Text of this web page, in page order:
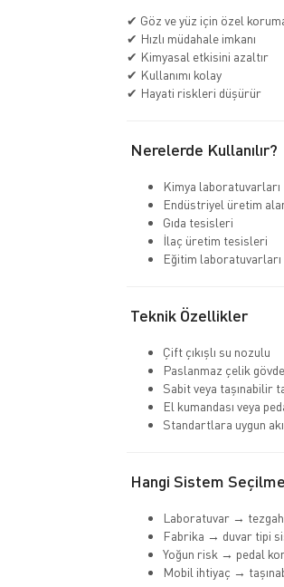
✔ Göz ve yüz için özel
✔ Hızlı müdahale imkanı
✔ Kimyasal etkisini azaltır
✔ Kullanımı kolay
✔ Hayati riskleri düşürür
Nerelerde Kullanılır?
Kimya laboratuvarları
Endüstriyel üretim
Gıda tesisleri
İlaç üretim tesisleri
Eğitim laboratuvarları
Teknik Özellikler
Çift çıkışlı su nozulu
Paslanmaz çelik gövde
Sabit veya taşınabilir
El kumandası veya
Standartlara uygun
Hangi Sistem
Laboratuvar →
Fabrika → duvar tipi
Yoğun risk → pedal
Mobil ihtiyaç →